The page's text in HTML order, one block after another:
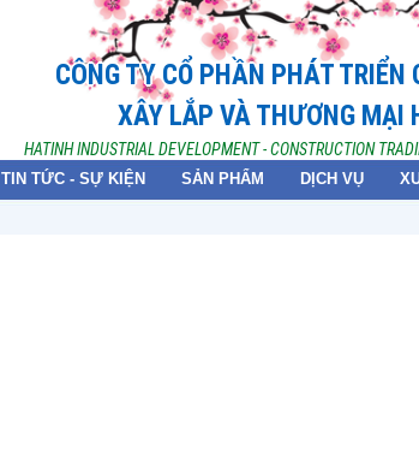
CÔNG TY CỔ PHẦN PHÁT TRIỂN
XÂY LẮP VÀ THƯƠNG MẠI
HATINH INDUSTRIAL DEVELOPMENT - CONSTRUCTION
TIN TỨC - SỰ KIỆN SẢN PHẨM DỊCH VỤ